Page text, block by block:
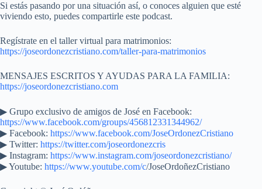
Si estás pasando por una situación así, o conoces alguien que esté
viviendo esto, puedes compartirle este podcast.
Regístrate en el taller virtual para matrimonios:
https://joseordonezcristiano.com/taller-para-matrimonios
MENSAJES ESCRITOS Y AYUDAS PARA LA FAMILIA:
https://joseordonezcristiano.com
▶︎ Grupo exclusivo de amigos de José en Facebook:
https://www.facebook.com/groups/456812331344962/
▶ Facebook: https://www.facebook.com/JoseOrdonezCristiano
▶ Twitter: https://twitter.com/joseordonezcris
▶ Instagram: https://www.instagram.com/joseordonezcristiano/
▶ Youtube: https://www.youtube.com/c/JoseOrdoñezCristiano